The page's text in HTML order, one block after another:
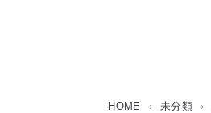
HOME › 未分類 ›